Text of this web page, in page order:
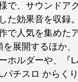
で、サウンドア
た効果音を収録
で人気を集めた
を展開するほか
ホルダーや、『L
パチスロ からく